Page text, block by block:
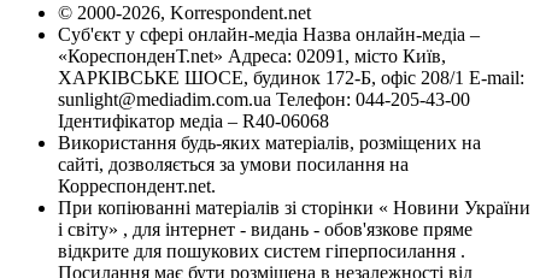
© 2000-2026, Korrespondent.net
Суб'єкт у сфері онлайн-медіа Назва онлайн-медіа –
«КореспонденТ.net» Адреса: 02091, місто Київ,
ХАРКІВСЬКЕ ШОСЕ, будинок 172-Б, офіс 208/1 E-mail:
sunlight@mediadim.com.ua Телефон: 044-205-43-00
Ідентифікатор медіа – R40-06068
Використання будь-яких матеріалів, розміщених на
сайті, дозволяється за умови посилання на
Корреспондент.net.
При копіюванні матеріалів зі сторінки « Новини України
і світу» , для інтернет - видань - обов'язкове пряме
відкрите для пошукових систем гіперпосилання .
Посилання має бути розміщена в незалежності від